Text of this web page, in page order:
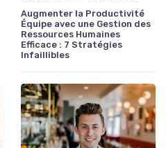
Augmenter la Productivité
Équipe avec une Gestion des
Ressources Humaines
Efficace : 7 Stratégies
Infaillibles